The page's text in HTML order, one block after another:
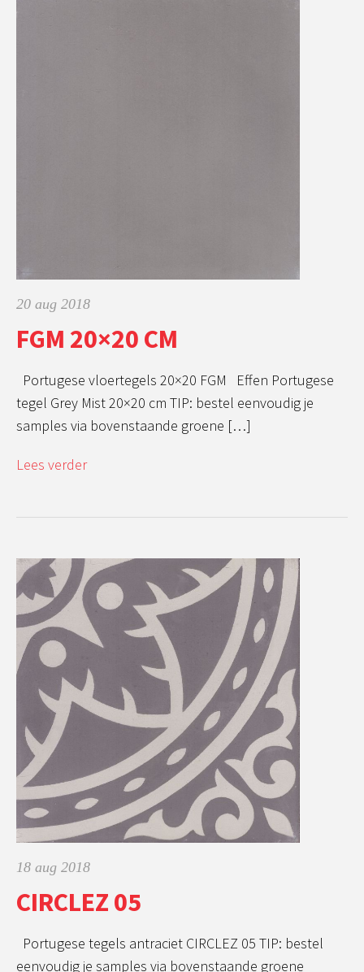
20 aug 2018
FGM 20×20 CM
Portugese vloertegels 20×20 FGM Effen Portugese
tegel Grey Mist 20×20 cm TIP: bestel eenvoudig je
samples via bovenstaande groene […]
Lees verder
18 aug 2018
CIRCLEZ 05
Portugese tegels antraciet CIRCLEZ 05 TIP: bestel
eenvoudig je samples via bovenstaande groene